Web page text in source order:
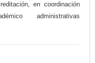
en coordinación
administrativas